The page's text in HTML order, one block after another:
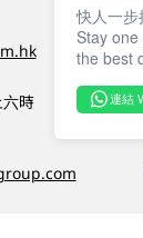
時
快人一步
Stay
the best
連結